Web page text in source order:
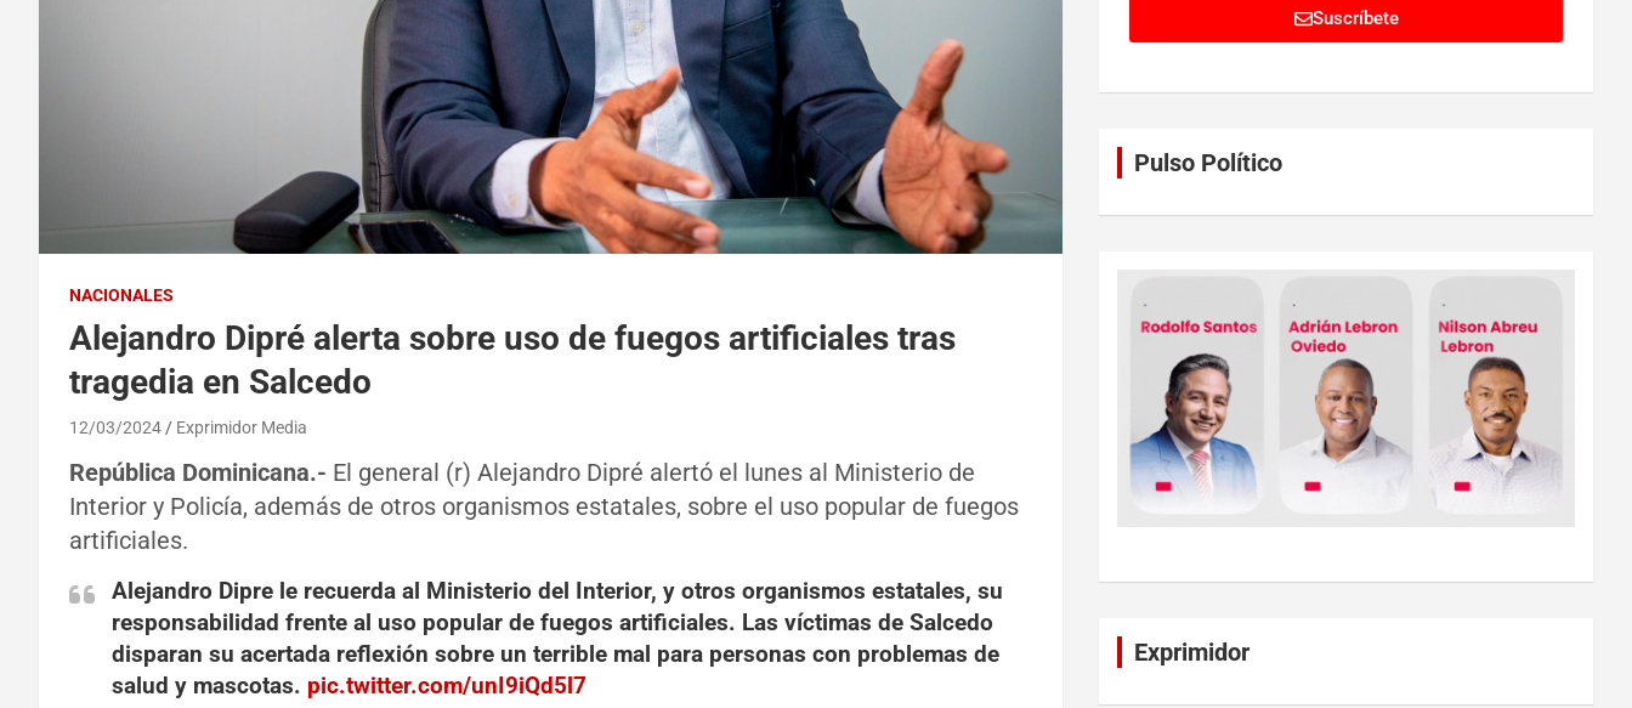
NACIONALES
Alejandro Dipré alerta sobre uso de fuegos artificiales tras
tragedia en Salcedo
12/03/2024 Exprimidor Media
República Dominicana.- El general (r) Alejandro Dipré alertó el lunes al Ministerio de
Interior y Policía, además de otros organismos estatales, sobre el uso popular de fuegos
artificiales.
Alejandro Dipre le recuerda al Ministerio del Interior, y otros organismos estatales, su
responsabilidad frente al uso popular de fuegos artificiales. Las víctimas de Salcedo
disparan su acertada reflexión sobre un terrible mal para personas con problemas de
salud y mascotas. pic.twitter.com/unI9iQd5l7
Suscríbete
Pulso Político
Exprimidor